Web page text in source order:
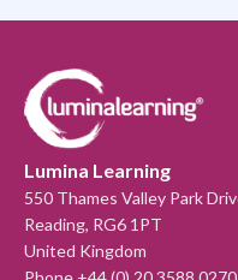
Lumina Learning
550 Thames Valley Park
Reading, RG6 1PT
United Kingdom